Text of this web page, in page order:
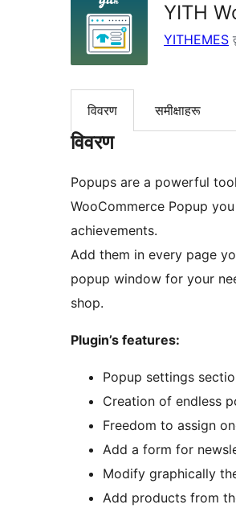
YITH
YITHEMES
विवरण समीक्षाहरू
विवरण
Popups are a powerful
WooCommerce Popup
achievements.
Add them in every page
popup window for your
shop.
Plugin’s features:
Popup settings
Creation of endless
Freedom to assign
Add a form for
Modify graphically
Add products from